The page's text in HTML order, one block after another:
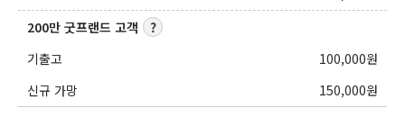
200만 굿프랜드 고객
기출고
100,000원
신규 가망
150,000원